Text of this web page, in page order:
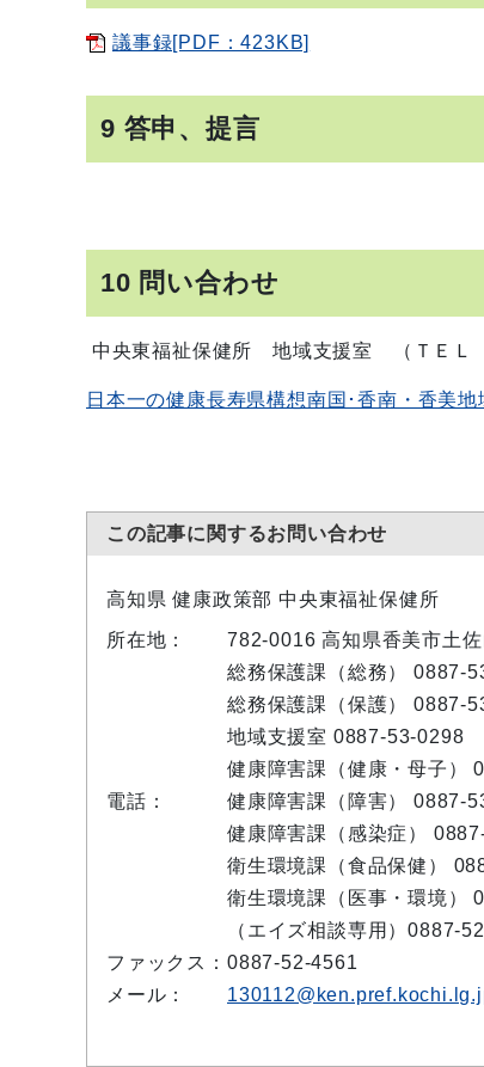
議事録[PDF：423KB]
9 答申、提言
10 問い合わせ
中央東福祉保健所 地域支援室 （ＴＥＬ
日本一の健康長寿県構想南国･香南・香美
この記事に関するお問い合わせ
高知県 健康政策部 中央東福祉保健所
所在地：
782-0016 高知県香美市土
電話：
総務保護課（総務） 0887-
総務保護課（保護） 0887-
地域支援室 0887-53-0298
健康障害課（健康・母子）
健康障害課（障害） 0887-
健康障害課（感染症）
衛生環境課（食品保健）
衛生環境課（医事・環境）
（エイズ相談専用）0887-
ファックス： 0887-52-4561
メール：